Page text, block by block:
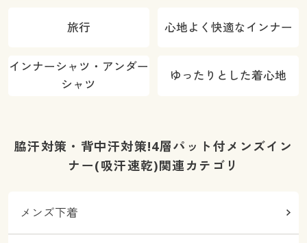
旅行 心地よく快適なインナー
インナーシャツ・アンダー
シャツ
ゆったりとした着心地
脇汗対策・背中汗対策!4層パット付メンズイン
ナー(吸汗速乾)関連カテゴリ
メンズ下着